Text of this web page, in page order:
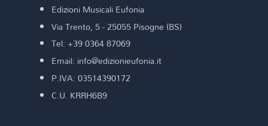
Edizioni Musicali Eufonia
Via Trento, 5 - 25055 Pisogne (BS)
Tel: +39 0364 87069
Email: info@edizionieufonia.it
P.IVA: 03514390172
C.U. KRRH6B9